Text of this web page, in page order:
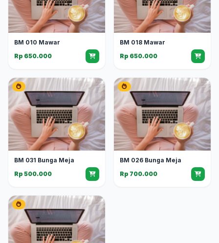
BM 010 Mawar
Rp 650.000
BM 018 Mawar
Rp 650.000
BM 031 Bunga Meja
Rp 500.000
BM 026 Bunga Meja
Rp 700.000